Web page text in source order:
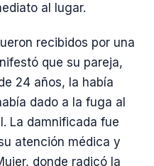
al lugar.
recibidos por una
que su pareja,
24 años, la había
dado a la fuga al
La damnificada fue
atención médica y
donde radicó la